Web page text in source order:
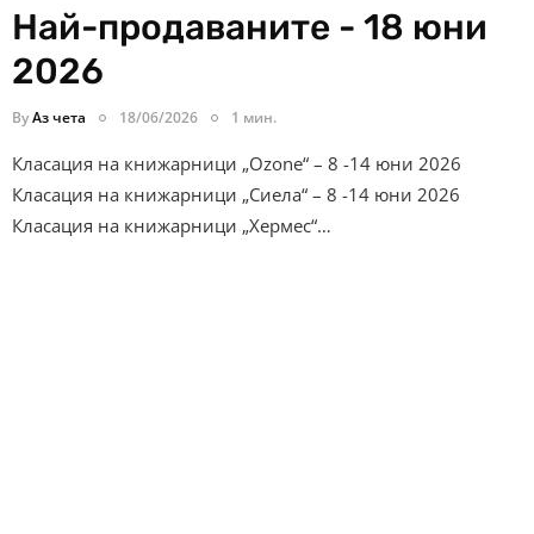
Най-продаваните - 18 юни
2026
ByАз чета 18/06/2026 1 мин.
Класация на книжарници „Ozone“ – 8 -14 юни 2026
Класация на книжарници „Сиела“ – 8 -14 юни 2026
Класация на книжарници „Хермес“…